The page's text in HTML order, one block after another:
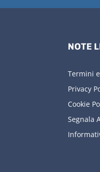
NOTE
Termini
Privacy
Cookie
Segnala